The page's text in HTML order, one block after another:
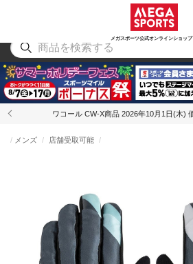
メガスポーツ公式オンラインショップ
アウトドア
ワコール CW-X商品 2026年10月1日(木)
メンズ 店舗受取可能